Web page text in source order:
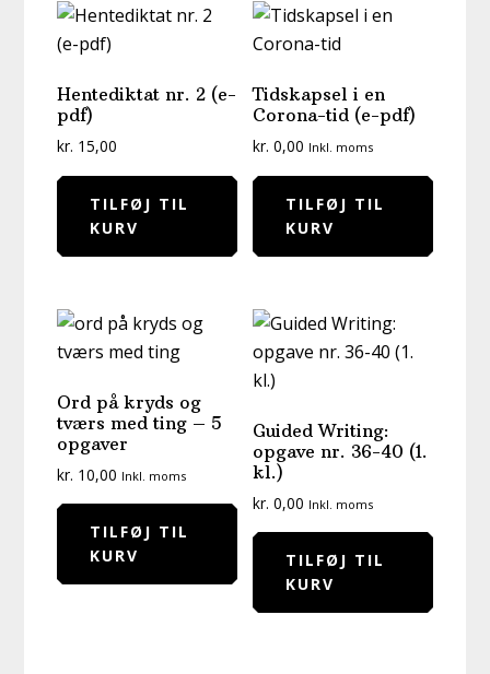
Hentediktat nr. 2 (e-
pdf)
kr. 15,00
TILFØJ TIL
KURV
Tidskapsel i en
Corona-tid (e-pdf)
kr. 0,00 Inkl. moms
TILFØJ TIL
KURV
Ord på kryds og
tværs med ting – 5
opgaver
kr. 10,00 Inkl. moms
TILFØJ TIL
KURV
Guided Writing:
opgave nr. 36-40 (1.
kl.)
kr. 0,00 Inkl. moms
TILFØJ TIL
KURV